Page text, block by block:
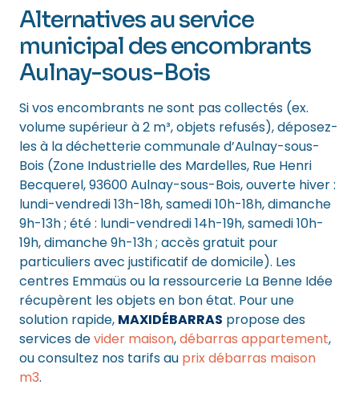
Alternatives au service
municipal des encombrants
Aulnay-sous-Bois
Si vos encombrants ne sont pas collectés (ex.
volume supérieur à 2 m³, objets refusés), déposez-
les à la déchetterie communale d’Aulnay-sous-
Bois (Zone Industrielle des Mardelles, Rue Henri
Becquerel, 93600 Aulnay-sous-Bois, ouverte hiver :
lundi-vendredi 13h-18h, samedi 10h-18h, dimanche
9h-13h ; été : lundi-vendredi 14h-19h, samedi 10h-
19h, dimanche 9h-13h ; accès gratuit pour
particuliers avec justificatif de domicile). Les
centres Emmaüs ou la ressourcerie La Benne Idée
récupèrent les objets en bon état. Pour une
solution rapide, MAXIDÉBARRAS propose des
services devider maison,débarras appartement,
ou consultez nos tarifs au prix débarras maison
m3.